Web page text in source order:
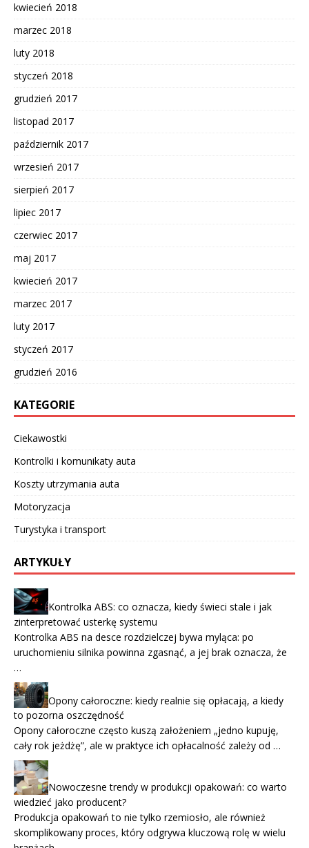
kwiecień 2018
marzec 2018
luty 2018
styczeń 2018
grudzień 2017
listopad 2017
październik 2017
wrzesień 2017
sierpień 2017
lipiec 2017
czerwiec 2017
maj 2017
kwiecień 2017
marzec 2017
luty 2017
styczeń 2017
grudzień 2016
KATEGORIE
Ciekawostki
Kontrolki i komunikaty auta
Koszty utrzymania auta
Motoryzacja
Turystyka i transport
ARTYKUŁY
Kontrolka ABS: co oznacza, kiedy świeci stale i jak
zinterpretować usterkę systemu
Kontrolka ABS na desce rozdzielczej bywa myląca: po
uruchomieniu silnika powinna zgasnąć, a jej brak oznacza, że
…
Opony całoroczne: kiedy realnie się opłacają, a kiedy
to pozorna oszczędność
Opony całoroczne często kuszą założeniem „jedno kupuję,
cały rok jeżdżę”, ale w praktyce ich opłacalność zależy od …
Nowoczesne trendy w produkcji opakowań: co warto
wiedzieć jako producent?
Produkcja opakowań to nie tylko rzemiosło, ale również
skomplikowany proces, który odgrywa kluczową rolę w wielu